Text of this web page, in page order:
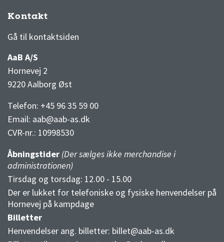
Kontakt
Gå til kontaktsiden
AaB A/S
Hornevej 2
9220 Aalborg Øst
Telefon: +45 96 35 59 00
Email: aab@aab-as.dk
CVR-nr.: 10998530
Åbningstider (Der sælges ikke merchandise i
administrationen)
Tirsdag og torsdag: 12.00 - 15.00
Der er lukket for telefoniske og fysiske henvendelser på
Hornevej på kampdage
Billetter
Henvendelser ang. billetter: billet@aab-as.dk